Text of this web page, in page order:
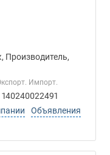
Производитель,
Импорт.
Объявления